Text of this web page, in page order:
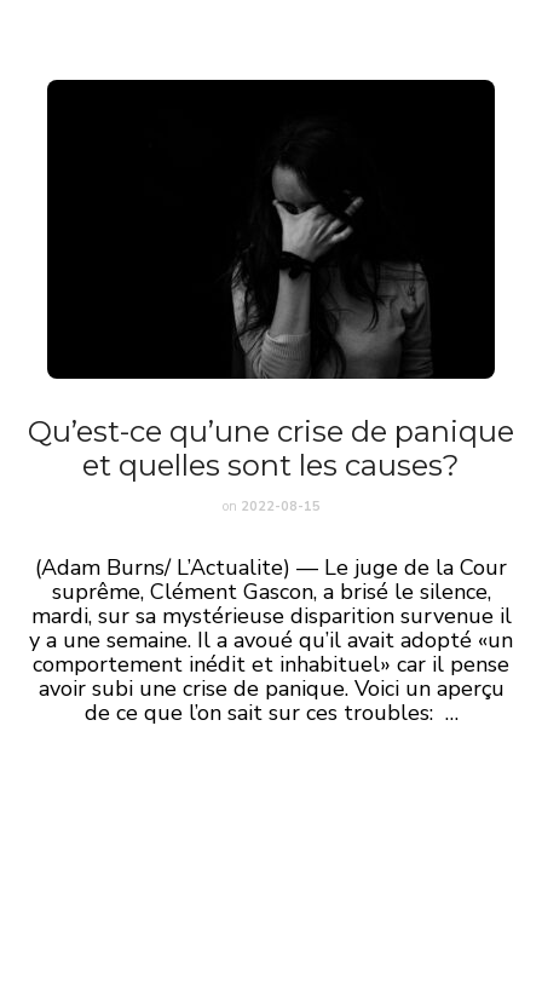
Qu’est-ce qu’une crise de panique
et quelles sont les causes?
on 2022-08-15
(Adam Burns/ L’Actualite) — Le juge de la Cour
suprême, Clément Gascon, a brisé le silence,
mardi, sur sa mystérieuse disparition survenue il
y a une semaine. Il a avoué qu’il avait adopté «un
comportement inédit et inhabituel» car il pense
avoir subi une crise de panique. Voici un aperçu
de ce que l’on sait sur ces troubles: …